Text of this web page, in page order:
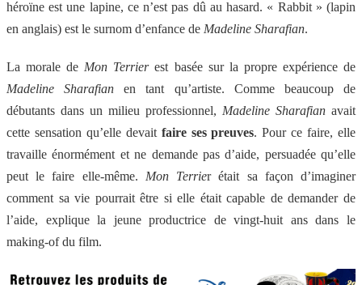
héroïne est une lapine, ce n’est pas dû au hasard. « Rabbit » (lapin
en anglais) est le surnom d’enfance de Madeline Sharafian.
La morale de Mon Terrierest basée sur la propre expérience de
Madeline Sharafian en tant qu’artiste. Comme beaucoup de
débutants dans un milieu professionnel, Madeline Sharafian avait
cette sensation qu’elle devait faire ses preuves. Pour ce faire, elle
travaille énormément et ne demande pas d’aide, persuadée qu’elle
peut le faire elle-même. Mon Terrier était sa façon d’imaginer
comment sa vie pourrait être si elle était capable de demander de
l’aide, explique la jeune productrice de vingt-huit ans dans le
making-of du film.